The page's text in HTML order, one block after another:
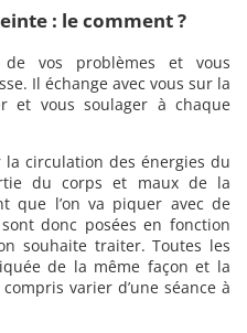
: le comment ?
vos problèmes et vous
Il échange avec vous sur la
et vous soulager à chaque
circulation des énergies du
du corps et maux de la
que l’on va piquer avec de
donc posées en fonction
souhaite traiter. Toutes les
de la même façon et la
varier d’une séance à